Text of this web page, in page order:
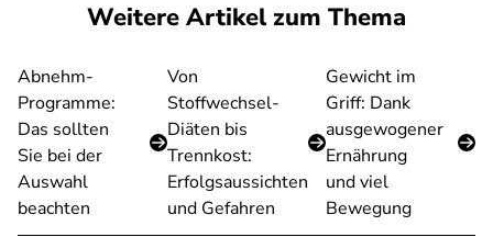
Weitere Artikel zum Thema
Abnehm-
Programme:
Das sollten
Sie bei der
Auswahl
beachten
Von
Stoffwechsel-
Diäten bis
Trennkost:
Erfolgsaussichten
und Gefahren
Gewicht im
Griff: Dank
ausgewogener
Ernährung
und viel
Bewegung